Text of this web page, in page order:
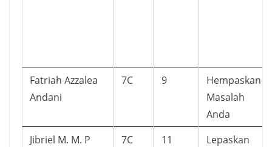
Fatriah Azzalea
Andani
7C 9
Hempaskan
Masalah
Anda
Jibriel M. M. P
7C 11
Lepaskan